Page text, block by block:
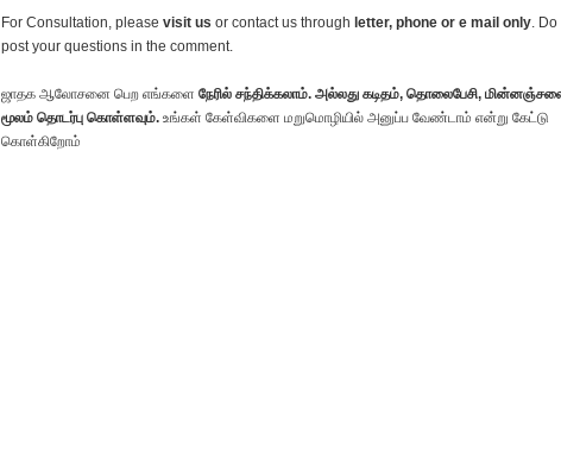
For Consultation, please visit us or contact us through letter, phone or e mail only. Do
post your questions in the comment.
ஜாதக ஆலோசனை பெற எங்களை நேரில் சந்திக்கலாம். அல்லது கடிதம், தொலைபேசி,
மூலம் தொடர்பு கொள்ளவும்.உங்கள் கேள்விகளை மறுமொழியில் அனுப்ப வேண்டாம் என்று கேட்டு
கொள்கிறோம்